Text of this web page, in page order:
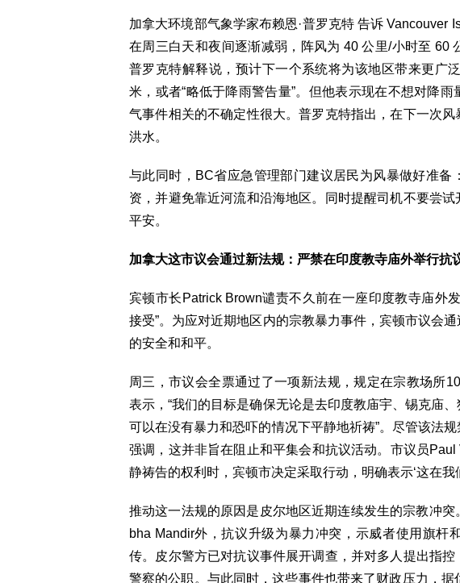
加拿大环境部气象学家布赖恩·普罗克特 告诉 Vancouver
在周三白天和夜间逐渐减弱，阵风为 40 公里/小时至 60
普罗克特解释说，预计下一个系统将为该地区带来更广
米，或者“略低于降雨警告量”。但他表示现在不想对降
气事件相关的不确定性很大。普罗克特指出，在下一次
洪水。
与此同时，BC省应急管理部门建议居民为风暴做好准备
资，并避免靠近河流和沿海地区。同时提醒司机不要尝
平安。
加拿大这市议会通过新法规：严禁在印度教寺庙外举行抗
宾顿市长Patrick Brown谴责不久前在一座印度教寺庙外
接受”。为应对近期地区内的宗教暴力事件，宾顿市议会
的安全和和平。
周三，市议会全票通过了一项新法规，规定在宗教场所
表示，“我们的目标是确保无论是去印度教庙宇、锡克庙
可以在没有暴力和恐吓的情况下平静地祈祷”。尽管该法
强调，这并非旨在阻止和平集会和抗议活动。市议员
静祷告的权利时，宾顿市决定采取行动，明确表示‘这在我
推动这一法规的原因是皮尔地区近期连续发生的宗教冲
bha Mandir外，抗议升级为暴力冲突，示威者使用旗杆
传。皮尔警方已对抗议事件展开调查，并对多人提出指
警察的公职。与此同时，这些事件也带来了财政压力，